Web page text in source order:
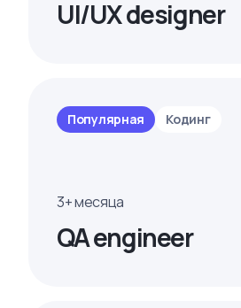
UI/UX designer
Популярная Кодинг
3+ месяца
QA engineer